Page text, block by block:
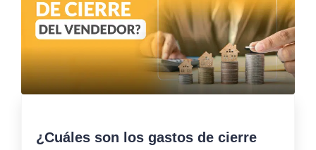
¿Cuáles son los gastos de cierre